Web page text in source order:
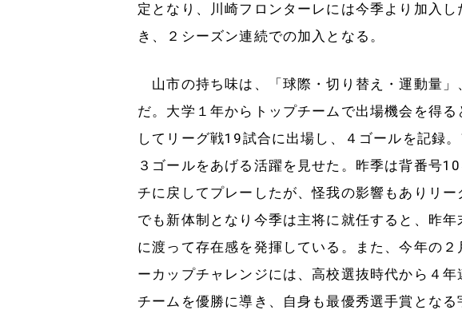
定となり、川崎フロンターレには今季より加入
き、２シーズン連続での加入となる。
山市の持ち味は、「球際・切り替え・運動量」
だ。大学１年からトップチームで出場機会を得
してリーグ戦19試合に出場し、４ゴールを記録
３ゴールをあげる活躍を見せた。昨季は背番号
チに戻してプレーしたが、怪我の影響もありリ
でも新体制となり今季は主将に就任すると、昨
に渡って存在感を発揮している。また、今年の
ーカップチャレンジには、高校選抜時代から４
チームを優勝に導き、自身も最優秀選手賞とな